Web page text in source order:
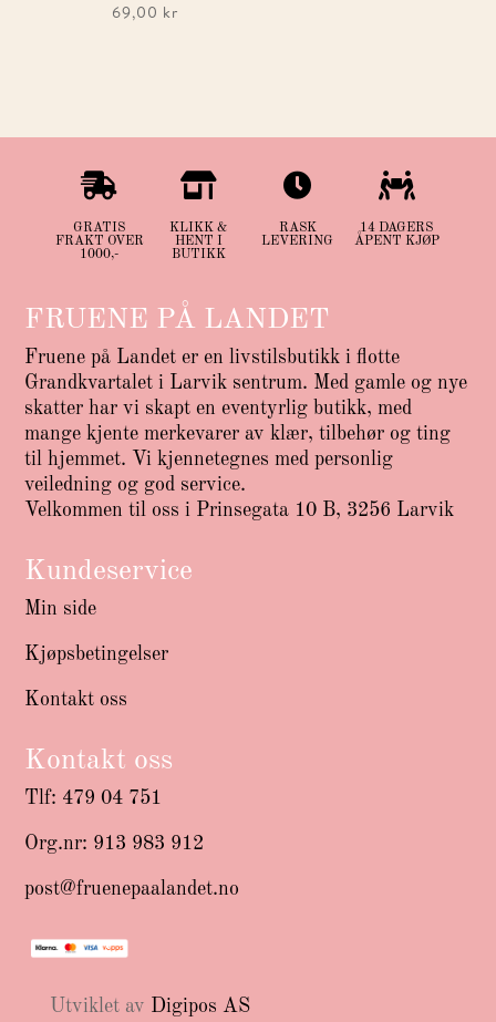
69,00 kr

GRATIS
FRAKT OVER
1000,-

KLIKK &
HENT I
BUTIKK

RASK
LEVERING

14 DAGERS
ÅPENT KJØP
FRUENE PÅ LANDET
Fruene på Landet er en livstilsbutikk i flotte
Grandkvartalet i Larvik sentrum. Med gamle og nye
skatter har vi skapt en eventyrlig butikk, med
mange kjente merkevarer av klær, tilbehør og ting
til hjemmet. Vi kjennetegnes med personlig
veiledning og god service.
Velkommen til oss i Prinsegata 10 B, 3256 Larvik
Kundeservice
Min side
Kjøpsbetingelser
Kontakt oss
Kontakt oss
Tlf: 479 04 751
Org.nr: 913 983 912
post@fruenepaalandet.no
Utviklet av Digipos AS